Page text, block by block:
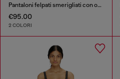
Pantaloni felpati smerigliati con orli vivi
€95.00
2 COLORI